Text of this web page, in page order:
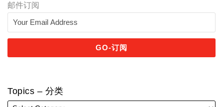
邮件订阅
Topics – 分类